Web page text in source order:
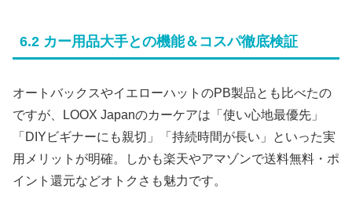
6.2 カー用品大手との機能＆コスパ徹底検証
オートバックスやイエローハットのPB製品とも比べたの
ですが、LOOX Japanのカーケアは「使い心地最優先」
「DIYビギナーにも親切」「持続時間が長い」といった実
用メリットが明確。しかも楽天やアマゾンで送料無料・ポ
イント還元などオトクさも魅力です。